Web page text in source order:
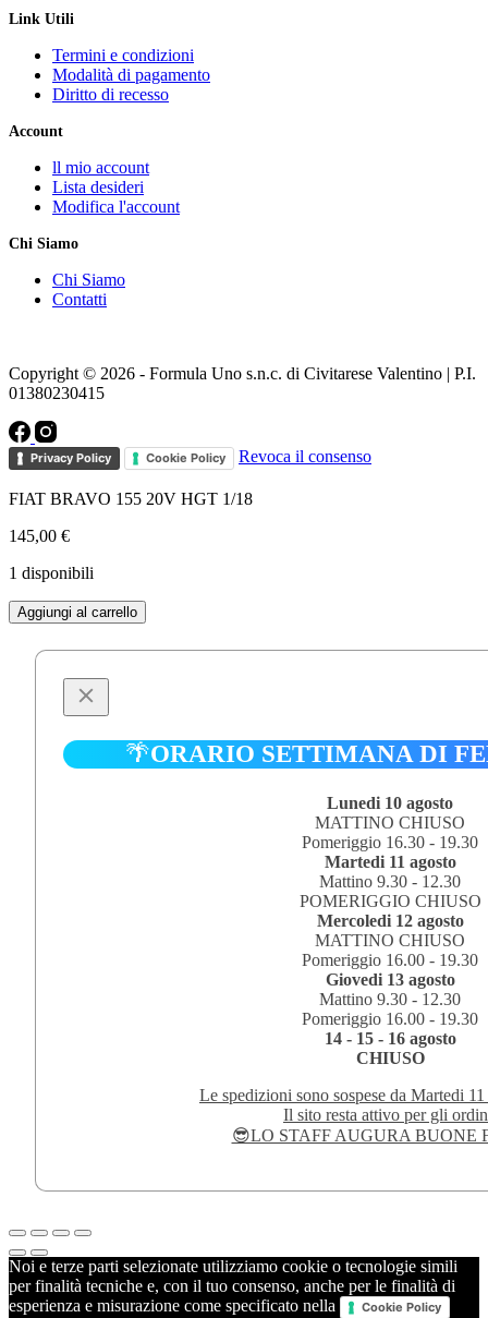
Link Utili
Termini e condizioni
Modalità di pagamento
Diritto di recesso
Account
ll mio account
Lista desideri
Modifica l'account
Chi Siamo
Chi Siamo
Contatti
Copyright © 2026 - Formula Uno s.n.c. di Civitarese Valentino | P.I.
01380230415
Privacy Policy Cookie Policy Revoca il consenso
FIAT BRAVO 155 20V HGT 1/18
145,00 €
1 disponibili
FIAT
BRAVO
Aggiungi al carrello
🌴ORARIO SETTIMANA DI
Lunedi 10 agosto
MATTINO CHIUSO
Pomeriggio 16.30 - 19.30
Martedi 11 agosto
Mattino 9.30 - 12.30
POMERIGGIO CHIUSO
Mercoledi 12 agosto
MATTINO CHIUSO
Pomeriggio 16.00 - 19.30
Giovedi 13 agosto
Mattino 9.30 - 12.30
Pomeriggio 16.00 - 19.30
14 - 15 - 16 agosto
CHIUSO
Le spedizioni sono sospese da Martedi
Il sito resta attivo per gli
😎LO STAFF AUGURA BUONE
Noi e terze parti selezionate utilizziamo cookie o tecnologie simili
per finalità tecniche e, con il tuo consenso, anche per le finalità di
esperienza e misurazione come specificato nella
Cookie Policy